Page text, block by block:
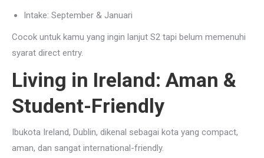
Intake: September & Januari
Cocok untuk kamu yang ingin lanjut S2 tapi belum memenuhi
syarat direct entry.
Living in Ireland: Aman &
Student-Friendly
Ibukota Ireland, Dublin, dikenal sebagai kota yang compact,
aman, dan sangat international-friendly.